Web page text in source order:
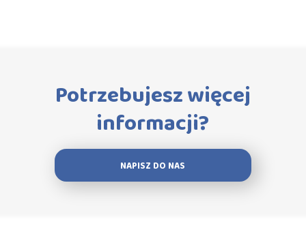
Potrzebujesz więcej
informacji?
NAPISZ DO NAS